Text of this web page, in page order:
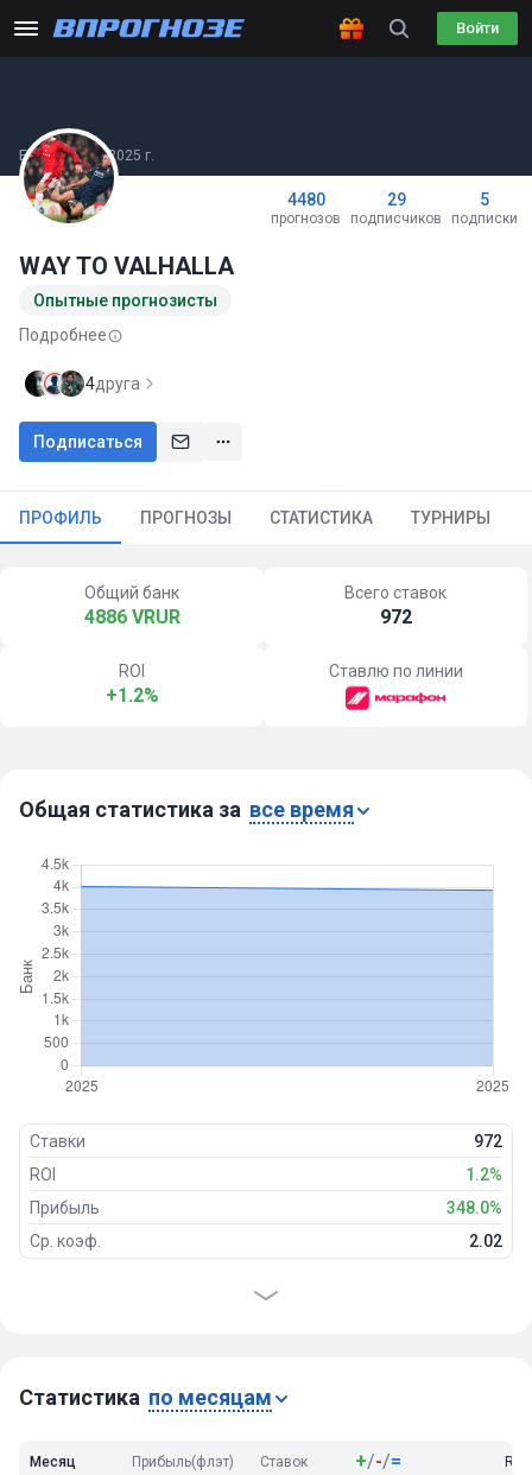
Войти
Был(а) 11.10.2025 г.
4480
прогнозов
29
подписчиков
5
подписки
WAY TO VALHALLA
Опытные прогнозисты
Подробнее
4друга
Подписаться
ПРОФИЛЬ ПРОГНОЗЫ СТАТИСТИКА ТУРНИРЫ
Общий банк
4886 VRUR
Всего ставок
972
ROI
+1.2%
Ставлю по линии
Общая статистика за все время
Ставки
972
ROI
1.2%
Прибыль
348.0%
Ср. коэф.
2.02
Проигрыши
Статистика по месяцам
Месяц Прибыль(флэт) Ставок +/-/= ROI